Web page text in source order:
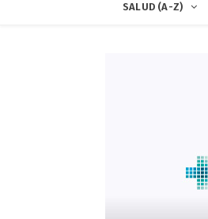
SALUD (A-Z)